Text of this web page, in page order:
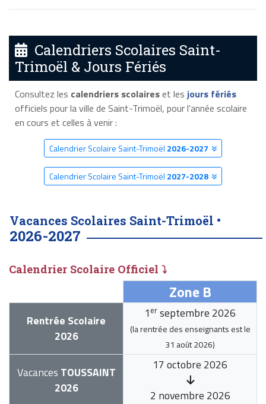
Calendriers Scolaires Saint-
Trimoël & Jours Fériés
Consultez les calendriers scolaireset les jours fériés
officiels pour la ville de Saint-Trimoël, pour l'année scolaire
en cours et celles à venir :
Calendrier Scolaire Saint-Trimoël 2026-2027
Calendrier Scolaire Saint-Trimoël 2027-2028
Vacances Scolaires Saint-Trimoël •
2026-2027
Calendrier Scolaire Officiel ⤵
Zone B
Rentrée Scolaire
2026
1 er septembre 2026
(la rentrée des enseignants est le
31 août 2026)
Vacances TOUSSAINT
2026
17 octobre 2026
2 novembre 2026